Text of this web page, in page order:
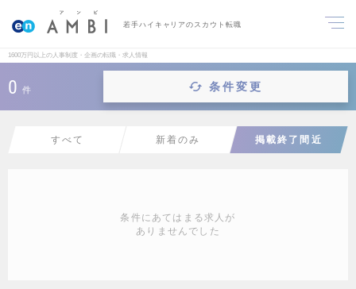
若手ハイキャリアのスカウト転職
1600万円以上の人事制度・企画の転職・求人情報
0 件 条件変更
すべて 新着のみ 掲載終了間近
条件にあてはまる求人が
ありませんでした